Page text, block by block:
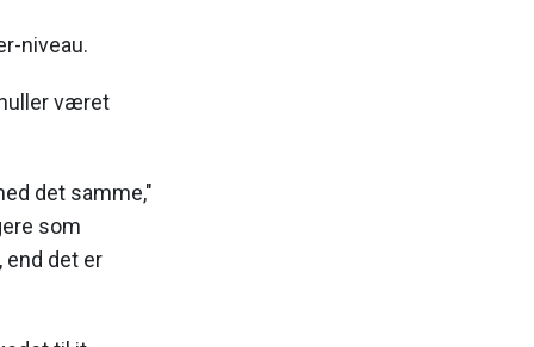
niveau.
været
det samme,"
som
end det er